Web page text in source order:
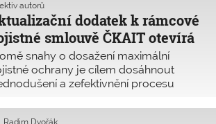
dodatek k rámcové
smlouvě ČKAIT otevírá
možnosti
autorů
snahy o dosažení maximální
ochrany je cílem dosáhnout
a zefektivnění procesu